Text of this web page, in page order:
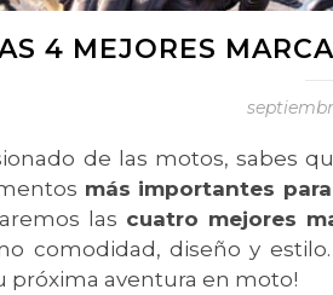
4 MEJORES
de las motos, sabes
más importantes
las cuatro mejores
comodidad, diseño y
próxima aventura en moto!